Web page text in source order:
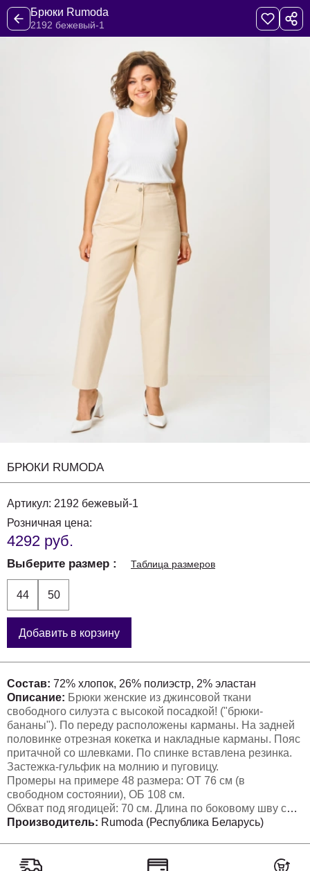
Брюки Rumoda
2192 бежевый-1
БРЮКИ RUMODA
Артикул: 2192 бежевый-1
Розничная цена:
4292 руб.
Выберите размер Таблица размеров
44 50
Добавить в корзину
Состав: 72% хлопок, 26% полиэстр, 2% эластан
Описание: Брюки женские из джинсовой ткани
свободного силуэта с высокой посадкой! ("брюки-
бананы"). По переду расположены карманы. На задней
половинке отрезная кокетка и накладные карманы. Пояс
притачной со шлевками. По спинке вставлена резинка.
Застежка-гульфик на молнию и пуговицу.
Промеры на примере 48 размера: ОТ 76 см (в
свободном состоянии), ОБ 108 см.
Обхват под ягодицей: 70 см. Длина по боковому шву с
учетом пояса: 103 см.
Производитель: Rumoda (Республика Беларусь)